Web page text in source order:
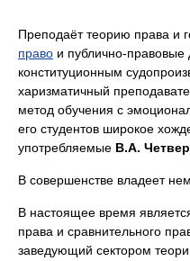
Преподаёт теорию права и
право и публично-
конституционным
харизматичный
метод обучения с
его студентов широкое
употребляемые В.А.
В совершенстве владеет
В настоящее время
права и сравнительного
заведующий сектором